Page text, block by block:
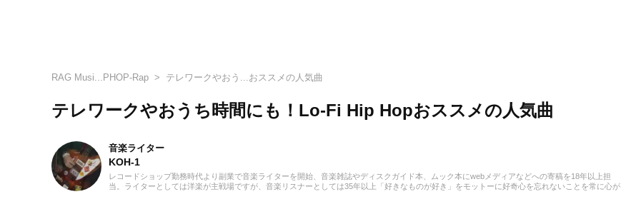
RAG Musi...PHOP-Rap テレワークやおう...おススメの人気曲
テレワークやおうち時間にも！Lo-Fi Hip Hopおススメの人気曲
音楽ライター
KOH-1
レコードショップ勤務時代より副業で音楽ライターを開始、音楽雑誌やディスクガイド本、ムック本にwebメディアなどへの寄稿を18年以上担
当。ライターとしては洋楽が主戦場ですが、音楽リスナーとしては35年以上「好きなものが好き」をモットーに好奇心を忘れないことを常に心が